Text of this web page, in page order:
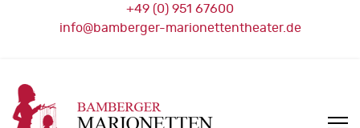
+49 (0) 951 67600
info@bamberger-marionettentheater.de